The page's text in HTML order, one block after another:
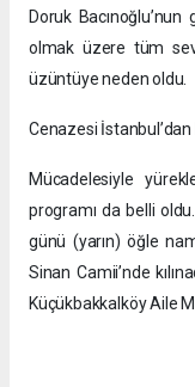
Doruk
olmak üzere tüm
üzüntüye neden oldu.
Cenazesi İstanbul’dan
Mücadelesiyle
programı da belli
günü (yarın) öğle
Sinan Camii’nde
Küçükbakkalköy Aile